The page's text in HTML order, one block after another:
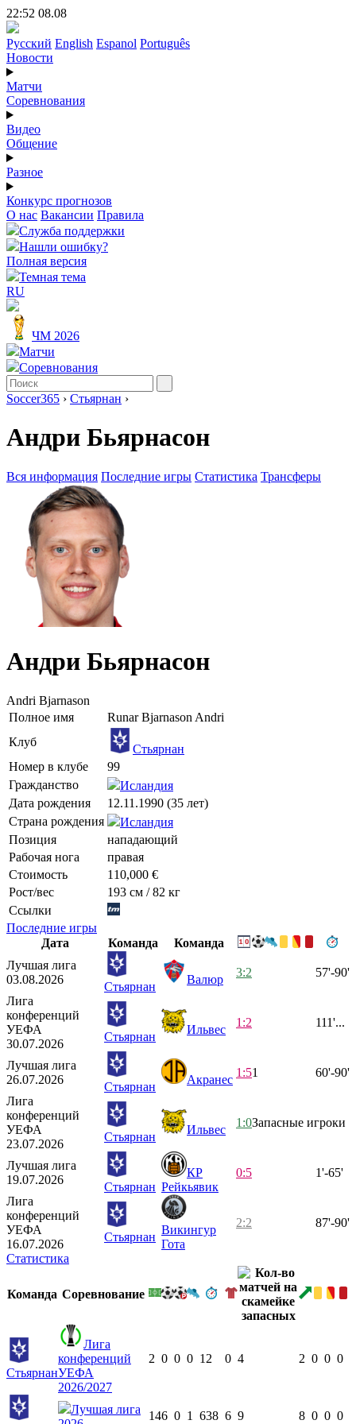
22:52 08.08
Русский English Espanol Português
Новости
Матчи
Соревнования
Видео
Общение
Разное
Конкурс прогнозов
О нас Вакансии Правила
Служба поддержки
Нашли ошибку?
Полная версия
Темная тема
RU
ЧМ 2026
Матчи
Соревнования
Soccer365 › Стьярнан ›
Андри Бьярнасон
Вся информация Последние игры Статистика Трансферы
Андри Бьярнасон
Andri Bjarnason
Полное имя
Runar Bjarnason Andri
Клуб
Стьярнан
Номер в клубе
99
Гражданство
Исландия
Дата рождения
12.11.1990 (35 лет)
Страна рождения
Исландия
Позиция
нападающий
Рабочая нога
правая
Стоимость
110,000 €
Рост/вес
193 см / 82 кг
Ссылки
Последние игры
Дата
Команда
Команда
Лучшая лига
03.08.2026
Стьярнан
Валюр
3:2 57'-90'
Лига
конференций
УЕФА
30.07.2026
Стьярнан
Ильвес
1:2 111'...
Лучшая лига
26.07.2026
Стьярнан
Акранес
1:51 60'-90'
Лига
конференций
УЕФА
23.07.2026
Стьярнан
Ильвес
1:0Запасные игроки
Лучшая лига
19.07.2026
Стьярнан
КР
Рейкьявик
0:5 1'-65'
Лига
конференций
УЕФА
16.07.2026
Стьярнан
Викингур
Гота
2:2 87'-90'
Статистика
Команда Соревнование
Стьярнан
Лига
конференций
УЕФА
2026/2027
2 0 0 0 12 0 4 2 0 0 0
Лучшая лига
146 0 1 638 6 9 8 0 0 0